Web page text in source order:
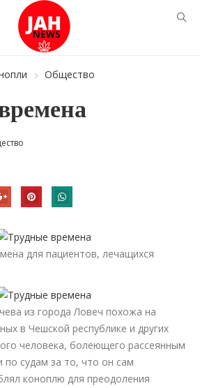
Общество
для пациентов, лечащихся
из города Ловеч похожа на
в Чешской республике и других
человека, болеющего рассеянным
по судам за то, что он сам
коноплю для преодоления